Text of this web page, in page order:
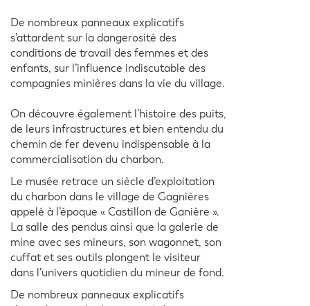
De nombreux panneaux explicatifs
s’attardent sur la dangerosité des
conditions de travail des femmes et des
enfants, sur l’influence indiscutable des
compagnies minières dans la vie du village.
On découvre également l’histoire des puits,
de leurs infrastructures et bien entendu du
chemin de fer devenu indispensable à la
commercialisation du charbon.
Le musée retrace un siècle d’exploitation
du charbon dans le village de Gagnières
appelé à l’époque « Castillon de Ganière ».
La salle des pendus ainsi que la galerie de
mine avec ses mineurs, son wagonnet, son
cuffat et ses outils plongent le visiteur
dans l’univers quotidien du mineur de fond.
De nombreux panneaux explicatifs